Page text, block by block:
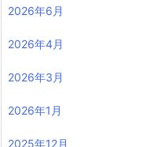
2026年6月
2026年4月
2026年3月
2026年1月
2025年12月